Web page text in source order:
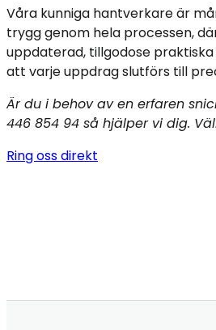
Våra kunniga hantverkare är
trygg genom hela processen,
uppdaterad, tillgodose
att varje uppdrag slutförs till
Är du i behov av en erfaren
446 854 94 så hjälper vi dig.
Ring oss direkt